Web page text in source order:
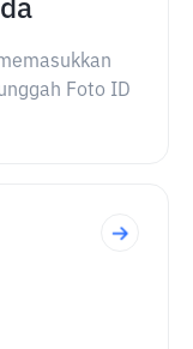
Foto ID